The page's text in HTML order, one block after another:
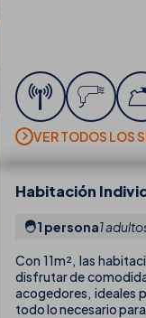
VER TODOS LOS
Habitación
1 persona1
Con 11m², las
disfrutar de
acogedores, ideales
todo lo necesario